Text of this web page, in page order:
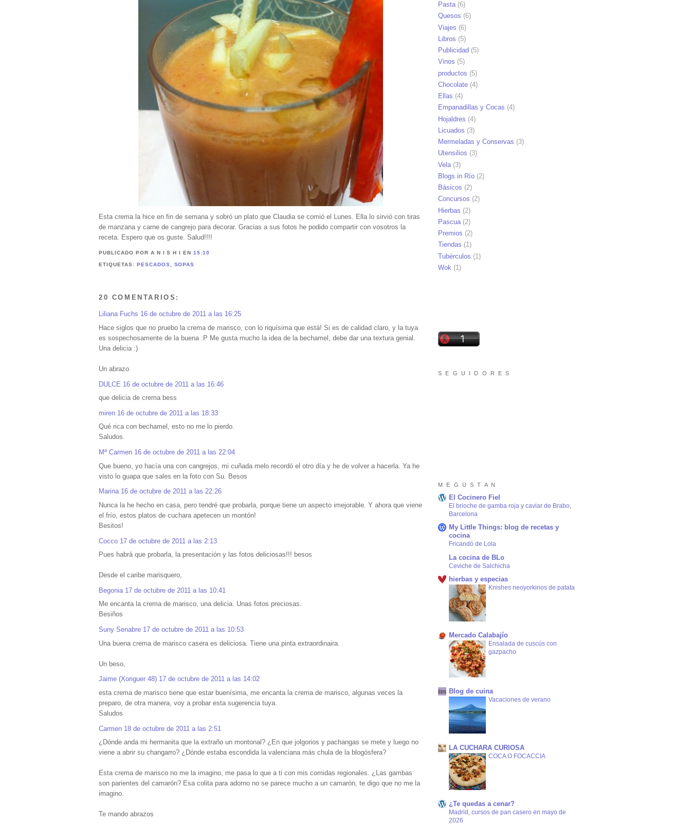
Esta crema la hice en fin de semana y sobró un plato que Claudia se comió el Lunes. Ella lo sirvió con tiras
de manzana y carne de cangrejo para decorar. Gracias a sus fotos he podido compartir con vosotros la
receta. Espero que os guste. Salud!!!!
PUBLICADO POR A N I S H IEN15:10
ETIQUETAS: PESCADOS SOPAS
20 COMENTARIOS:
Liliana Fuchs 16 de octubre de 2011 a las 16:25
Hace siglos que no pruebo la crema de marisco, con lo riquísima que está! Si es de calidad claro, y la tuya
es sospechosamente de la buena :P Me gusta mucho la idea de la bechamel, debe dar una textura genial.
Una delicia :)
Un abrazo
DULCE 16 de octubre de 2011 a las 16:46
que delicia de crema bess
miren 16 de octubre de 2011 a las 18:33
Qué rica con bechamel, esto no me lo pierdo.
Saludos.
Mª Carmen 16 de octubre de 2011 a las 22:04
Que bueno, yo hacía una con cangrejos, mi cuñada melo recordó el otro día y he de volver a hacerla. Ya he
visto lo guapa que sales en la foto con Su. Besos
Marina 16 de octubre de 2011 a las 22:26
Nunca la he hecho en casa, pero tendré que probarla, porque tiene un aspecto imejorable. Y ahora que viene
el frío, estos platos de cuchara apetecen un montón!
Besitos!
Cocco 17 de octubre de 2011 a las 2:13
Pues habrá que probarla, la presentación y las fotos deliciosas!!! besos
Desde el caribe marisquero,
Begonia 17 de octubre de 2011 a las 10:41
Me encanta la crema de marisco, una delicia. Unas fotos preciosas.
Besiños
Suny Senabre 17 de octubre de 2011 a las 10:53
Una buena crema de marisco casera es deliciosa. Tiene una pinta extraordinaira.
Un beso,
Jaime (Xoriguer 48) 17 de octubre de 2011 a las 14:02
esta crema de marisco tiene que estar buenísima, me encanta la crema de marisco, algunas veces la
preparo, de otra manera, voy a probar esta sugerencia tuya.
Saludos
Carmen 18 de octubre de 2011 a las 2:51
¿Dónde anda mi hermanita que la extraño un montonal? ¿En que jolgorios y pachangas se mete y luego no
viene a abrir su changarro? ¿Dónde estaba escondida la valenciana más chula de la blogósfera?
Esta crema de marisco no me la imagino, me pasa lo que a ti con mis comidas regionales. ¿Las gambas
son parientes del camarón? Esa colita para adorno no se parece mucho a un camarón, te digo que no me la
imagino.
Te mando abrazos
Pasta(6)
Quesos (6)
Viajes (6)
Libros (5)
Publicidad (5)
Vinos (5)
productos (5)
Chocolate (4)
Ellas (4)
Empanadillas y Cocas (4)
Hojaldres (4)
Licuados (3)
Mermeladas y Conservas (3)
Utensilios (3)
Vela (3)
Blogs in Río (2)
Básicos (2)
Concursos (2)
Hierbas (2)
Pascua (2)
Premios (2)
Tiendas (1)
Tubérculos (1)
Wok (1)
S E G U I D O R E S
M E G U S T A N
El Cocinero Fiel
El brioche de gamba roja y caviar de Brabo,
Barcelona
My Little Things: blog de recetas y
cocina
Fricandó de Lola
La cocina de BLo
Ceviche de Salchicha
hierbas y especias
Knishes neoyorkinos de patata
Mercado Calabajío
Ensalada de cuscús con
gazpacho
Blog de cuina
Vacaciones de verano
LA CUCHARA CURIOSA
COCA O FOCACCIA
¿Te quedas a cenar?
Madrid, cursos de pan casero en mayo de
2026